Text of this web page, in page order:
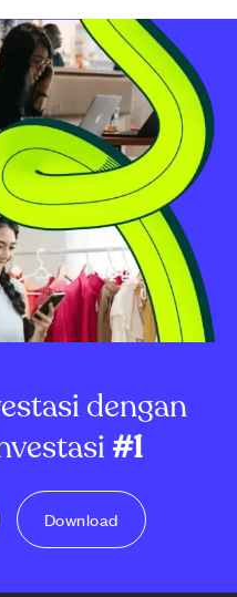
dengan
#1
Download